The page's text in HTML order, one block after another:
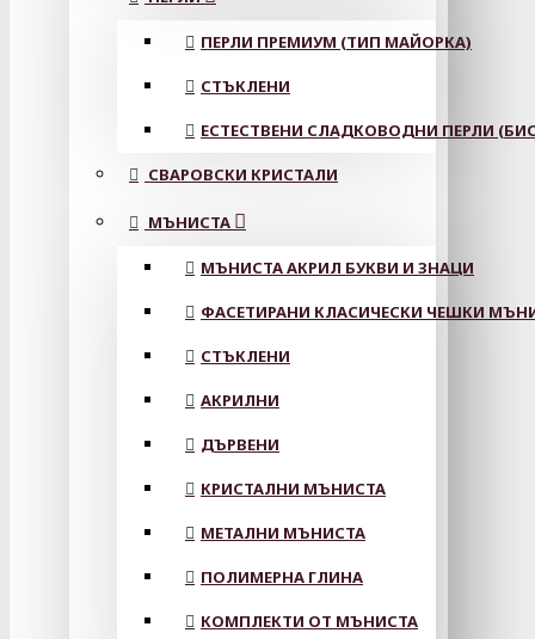
ПЕРЛИ ПРЕМИУМ (ТИП МАЙОРКА)
СТЪКЛЕНИ
ЕСТЕСТВЕНИ СЛАДКОВОДНИ ПЕРЛИ
СВАРОВСКИ КРИСТАЛИ
МЪНИСТА
МЪНИСТА АКРИЛ БУКВИ И ЗНАЦИ
ФАСЕТИРАНИ КЛАСИЧЕСКИ ЧЕШКИ
СТЪКЛЕНИ
АКРИЛНИ
ДЪРВЕНИ
КРИСТАЛНИ МЪНИСТА
МЕТАЛНИ МЪНИСТА
ПОЛИМЕРНА ГЛИНА
КОМПЛЕКТИ ОТ МЪНИСТА